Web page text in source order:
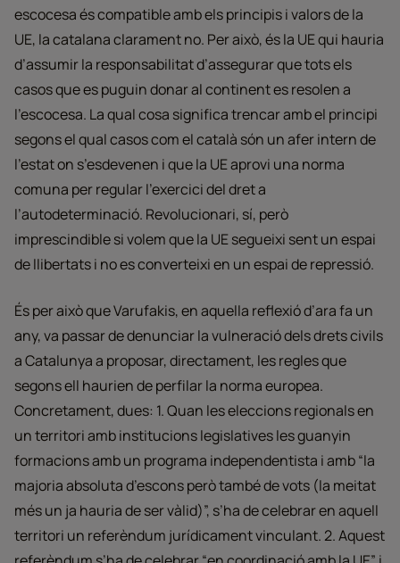
escocesa és compatible amb els principis i valors de la
UE, la catalana clarament no. Per això, és la UE qui hauria
d’assumir la responsabilitat d’assegurar que tots els
casos que es puguin donar al continent es resolen a
l’escocesa. La qual cosa significa trencar amb el principi
segons el qual casos com el català són un afer intern de
l’estat on s’esdevenen i que la UE aprovi una norma
comuna per regular l’exercici del dret a
l’autodeterminació. Revolucionari, sí, però
imprescindible si volem que la UE segueixi sent un espai
de llibertats i no es converteixi en un espai de repressió.
És per això que Varufakis, en aquella reflexió d’ara fa un
any, va passar de denunciar la vulneració dels drets civils
a Catalunya a proposar, directament, les regles que
segons ell haurien de perfilar la norma europea.
Concretament, dues: 1. Quan les eleccions regionals en
un territori amb institucions legislatives les guanyin
formacions amb un programa independentista i amb “la
majoria absoluta d’escons però també de vots (la meitat
més un ja hauria de ser vàlid)”, s’ha de celebrar en aquell
territori un referèndum jurídicament vinculant. 2. Aquest